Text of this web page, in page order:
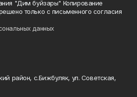
"Дим буйзары" Копирование
только с письменного согласия
данных
район, с.Бижбуляк, ул. Советская,